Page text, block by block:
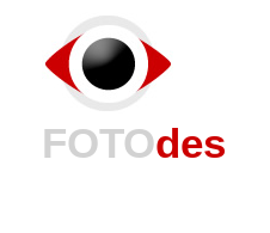
FOTOdes